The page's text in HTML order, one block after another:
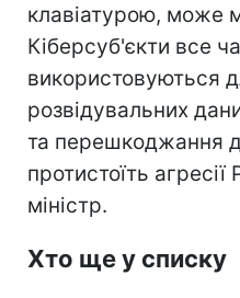
клавіатурою, може
Кіберсуб'єкти все
використовуються
розвідувальних
та перешкоджання
протистоїть агресії
міністр.
Хто ще у списку